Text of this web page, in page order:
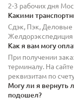
2-3 рабочих дня
Какими
Сдэк, Пэк, Деловые
Желдорэкспедиция
Как я вам могу
При получении
терминалу. На
реквизитам по
Могу ли я вернуть
подошел?